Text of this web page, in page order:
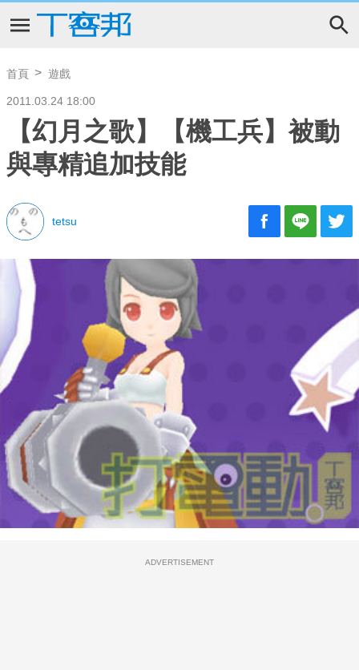
首頁 遊戲
2011.03.24 18:00
【幻月之歌】【機工兵】被動
與專精追加技能
tetsu
ADVERTISEMENT